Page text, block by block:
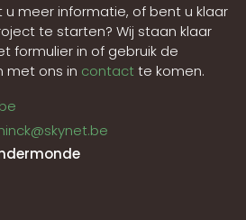
u meer informatie, of bent u klaar
te starten? Wij staan klaar
formulier in of gebruik de
met ons in contact te komen.